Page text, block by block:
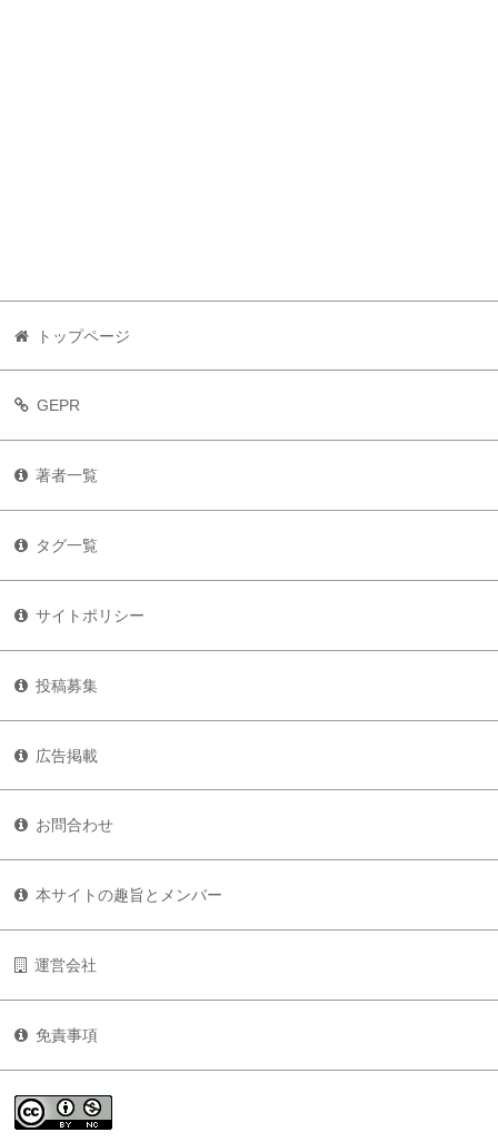
トップページ
GEPR
著者一覧
タグ一覧
サイトポリシー
投稿募集
広告掲載
お問合わせ
本サイトの趣旨とメンバー
運営会社
免責事項